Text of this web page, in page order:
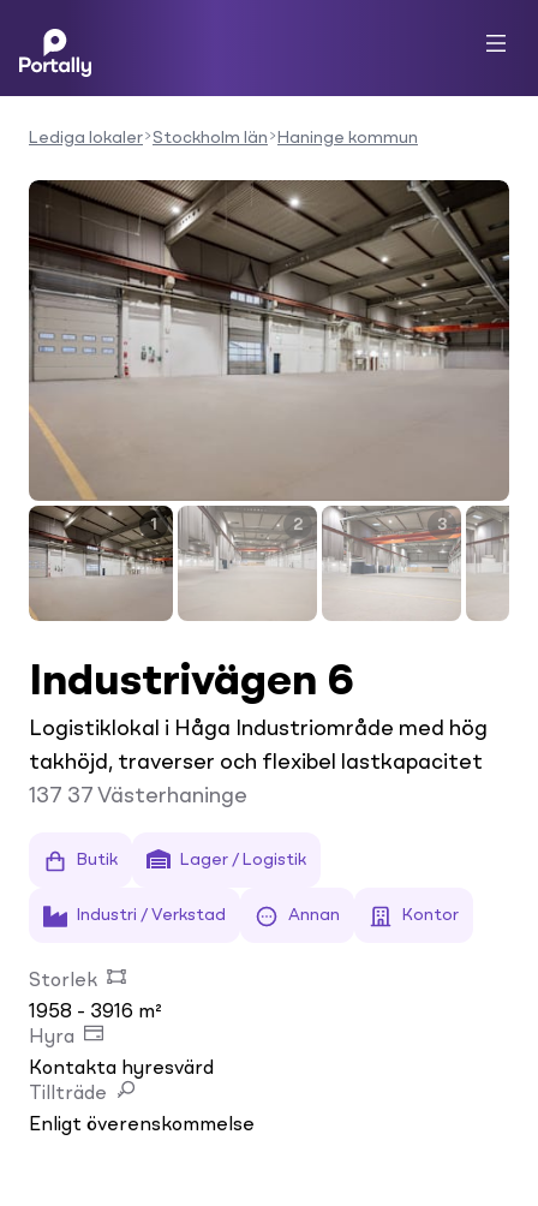
Lediga lokaler Stockholm län Haninge kommun
1 2 3
Industrivägen 6
Logistiklokal i Håga Industriområde med hög
takhöjd, traverser och flexibel lastkapacitet
137 37 Västerhaninge
Butik Lager / Logistik
Industri / Verkstad Annan Kontor
Storlek
1958 - 3916 m²
Hyra
Kontakta hyresvärd
Tillträde
Enligt överenskommelse